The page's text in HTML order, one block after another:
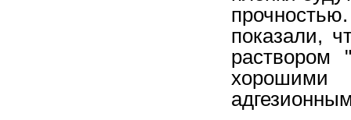
показали,
раствором
хорошими